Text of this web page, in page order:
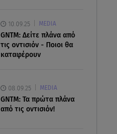
10.09.25 MEDIA
GNTM: Δείτε πλάνα από
τις οντισιόν - Ποιοι θα
καταφέρουν
08.09.25 MEDIA
GNTM: Τα πρώτα πλάνα
από τις οντισιόν!